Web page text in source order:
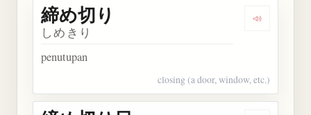
Dengarkan
締め切り
しめきり
penutupan
closing (a door, window, etc.)